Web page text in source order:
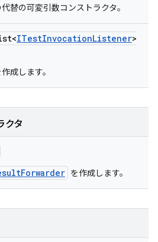
代替の可変引数コンストラクタ。
ITestInvocationListener>
成します。
クタ
を作成します。